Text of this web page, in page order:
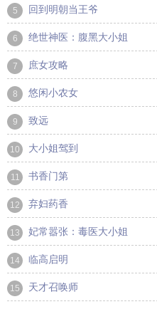
5 回到明朝当王爷
6 绝世神医：腹黑大小姐
7 庶女攻略
8 悠闲小农女
9 致远
10 大小姐驾到
11 书香门第
12 弃妇药香
13 妃常嚣张：毒医大小姐
14 临高启明
15 天才召唤师